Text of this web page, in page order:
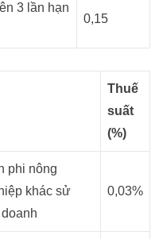
3 lần hạn
0,15
Thuế
suất
(%)
phi nông
khác sử
0,03%